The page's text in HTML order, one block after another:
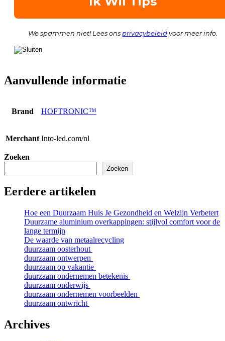
We spammen niet! Lees ons privacybeleidvoor meer info.
Aanvullende informatie
Brand HOFTRONIC™
Merchant Into-led.com/nl
Zoeken
Zoeken
Eerdere artikelen
Hoe een Duurzaam Huis Je Gezondheid en Welzijn Verbetert
Duurzame aluminium overkappingen: stijlvol comfort voor de
lange termijn
De waarde van metaalrecycling
duurzaam oosterhout
duurzaam ontwerpen
duurzaam op vakantie
duurzaam ondernemen betekenis
duurzaam onderwijs
duurzaam ondernemen voorbeelden
duurzaam ontwricht
Archives